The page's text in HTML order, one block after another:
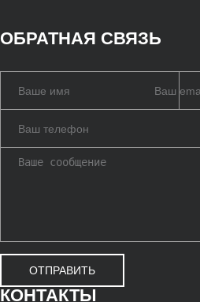
ОБРАТНАЯ СВЯЗЬ
ОТПРАВИТЬ
КОНТАКТЫ